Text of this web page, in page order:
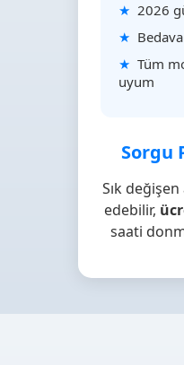
2026
Tüm
uyum
Sorgu
Sık
edebilir,
saati